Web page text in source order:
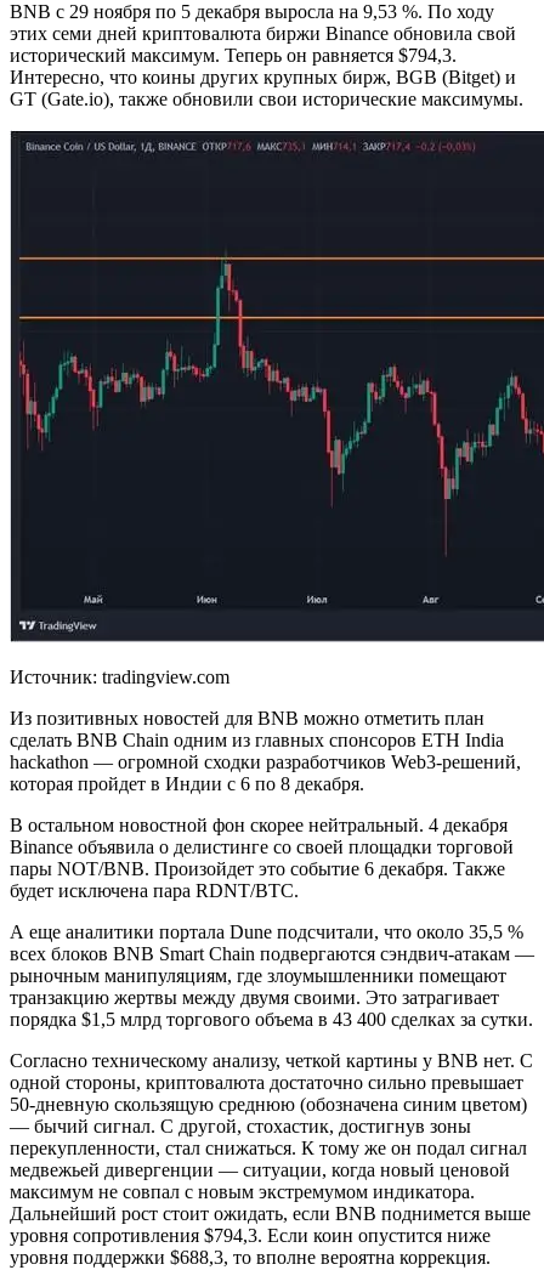
BNB с 29 ноября по 5 декабря выросла на 9,53 %. По ходу
этих семи дней криптовалюта биржи Binance обновила свой
исторический максимум. Теперь он равняется $794,3.
Интересно, что коины других крупных бирж, BGB (Bitget) и
GT (Gate.io), также обновили свои исторические максимумы.
Источник: tradingview.com
Из позитивных новостей для BNB можно отметить план
сделать BNB Chain одним из главных спонсоров ETH India
hackathon — огромной сходки разработчиков Web3-решений,
которая пройдет в Индии с 6 по 8 декабря.
В остальном новостной фон скорее нейтральный. 4 декабря
Binance объявила о делистинге со своей площадки торговой
пары NOT/BNB. Произойдет это событие 6 декабря. Также
будет исключена пара RDNT/BTC.
А еще аналитики портала Dune подсчитали, что около 35,5 %
всех блоков BNB Smart Chain подвергаются сэндвич-атакам —
рыночным манипуляциям, где злоумышленники помещают
транзакцию жертвы между двумя своими. Это затрагивает
порядка $1,5 млрд торгового объема в 43 400 сделках за сутки.
Согласно техническому анализу, четкой картины у BNB нет. С
одной стороны, криптовалюта достаточно сильно превышает
50-дневную скользящую среднюю (обозначена синим цветом)
— бычий сигнал. С другой, стохастик, достигнув зоны
перекупленности, стал снижаться. К тому же он подал сигнал
медвежьей дивергенции — ситуации, когда новый ценовой
максимум не совпал с новым экстремумом индикатора.
Дальнейший рост стоит ожидать, если BNB поднимется выше
уровня сопротивления $794,3. Если коин опустится ниже
уровня поддержки $688,3, то вполне вероятна коррекция.